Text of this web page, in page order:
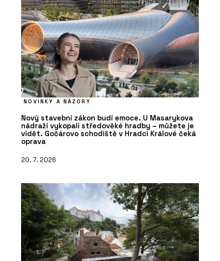
NOVINKY A NÁZORY
Nový stavební zákon budí emoce. U Masarykova
nádraží vykopali středověké hradby – můžete je
vidět. Gočárovo schodiště v Hradci Králové čeká
oprava
20. 7. 2026